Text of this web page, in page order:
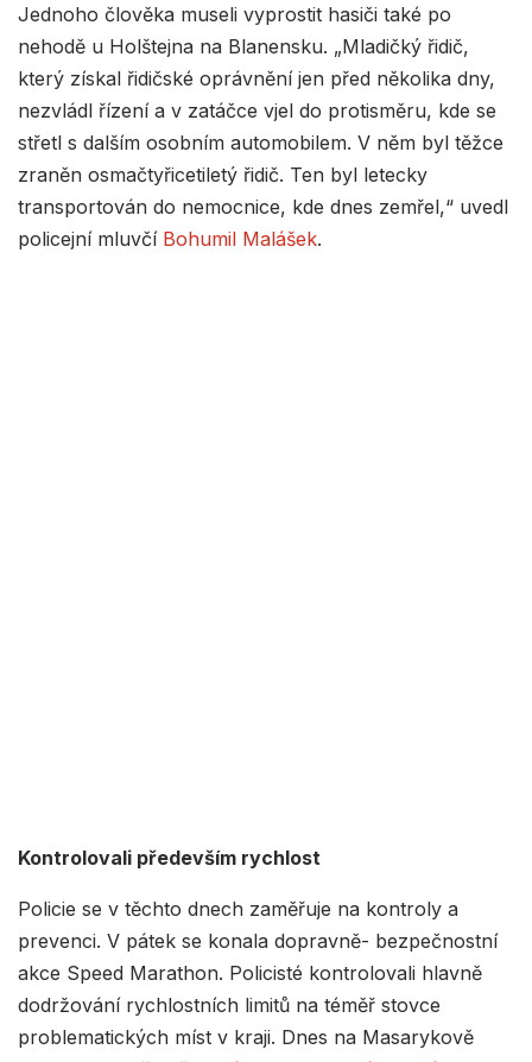
Jednoho člověka museli vyprostit hasiči také po
nehodě u Holštejna na Blanensku. „Mladičký řidič,
který získal řidičské oprávnění jen před několika dny,
nezvládl řízení a v zatáčce vjel do protisměru, kde se
střetl s dalším osobním automobilem. V něm byl těžce
zraněn osmačtyřicetiletý řidič. Ten byl letecky
transportován do nemocnice, kde dnes zemřel,“ uvedl
policejní mluvčí Bohumil Malášek.
Kontrolovali především rychlost
Policie se v těchto dnech zaměřuje na kontroly a
prevenci. V pátek se konala dopravně- bezpečnostní
akce Speed Marathon. Policisté kontrolovali hlavně
dodržování rychlostních limitů na téměř stovce
problematických míst v kraji. Dnes na Masarykově